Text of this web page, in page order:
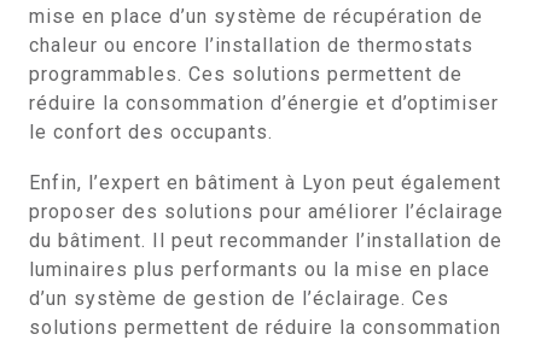
mise en place d’un système de récupération de
chaleur ou encore l’installation de thermostats
programmables. Ces solutions permettent de
réduire la consommation d’énergie et d’optimiser
le confort des occupants.
Enfin, l’expert en bâtiment à Lyon peut également
proposer des solutions pour améliorer l’éclairage
du bâtiment. Il peut recommander l’installation de
luminaires plus performants ou la mise en place
d’un système de gestion de l’éclairage. Ces
solutions permettent de réduire la consommation